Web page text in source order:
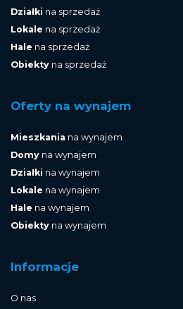
Działki na sprzedaż
Lokale na sprzedaż
Hale na sprzedaż
Obiekty na sprzedaż
Oferty na wynajem
Mieszkania na wynajem
Domy na wynajem
Działki na wynajem
Lokale na wynajem
Hale na wynajem
Obiekty na wynajem
Informacje
O nas